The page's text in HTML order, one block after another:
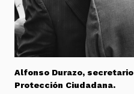
Alfonso Durazo,
Protección Ciudadana.